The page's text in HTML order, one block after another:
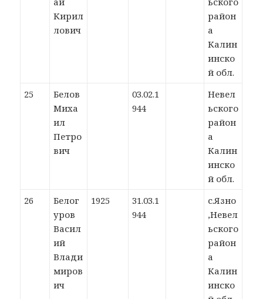
Кирил
лович
район
а
Калин
инско
й обл.
25
Белов
Миха
ил
Петро
вич
03.02.1
944
Невел
ьского
район
а
Калин
инско
й обл.
26
Белог
уров
Васил
ий
Влади
миров
ич
1925
31.03.1
944
с.Язно
,Невел
ьского
район
а
Калин
инско